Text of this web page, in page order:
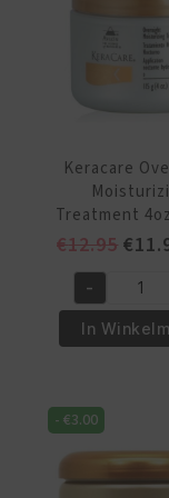
aantal
Keracare
Treatment
€12.95
was:
€
Keracare
Overnight
4oz
(115g)
aantal
-
In
-€3.00